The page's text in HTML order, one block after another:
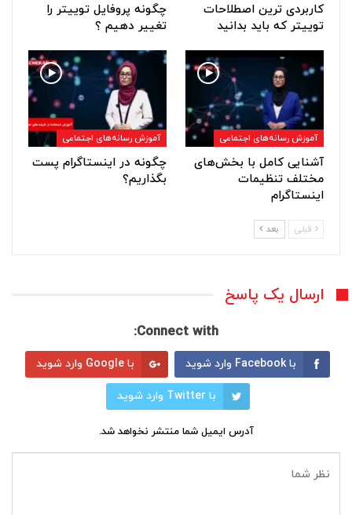
کاربردی ترین اصطلاحات
توییتر که باید بدانید
چگونه پروفایل توییتر را
تغییر دهیم ؟
آموزش رسانه‌های اجتماعی
آشنایی کامل با بخش‌های
مختلف تنظیمات
اینستاگرام
آموزش رسانه‌های اجتماعی
چگونه در اینستاگرام پست
بگذاریم؟
قبلی بعد
ارسال یک پاسخ
Connect with:
با Facebook وارد شوید با Google وارد شوید
با Twitter وارد شوید
آدرس ایمیل شما منتشر نخواهد شد.